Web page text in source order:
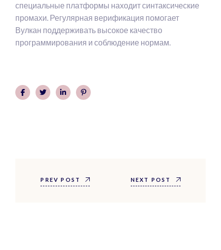
специальные платформы находит синтаксические
промахи. Регулярная верификация помогает
Вулкан поддерживать высокое качество
программирования и соблюдение нормам.
PREV POST NEXT POST